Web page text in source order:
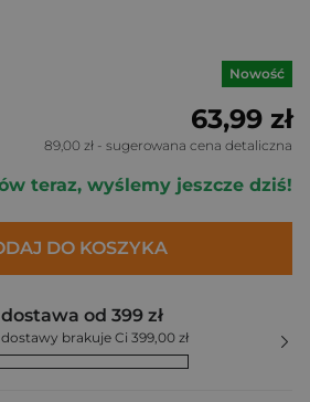
Nowość
63,99 zł
89,00 zł - sugerowana cena detaliczna
teraz, wyślemy jeszcze dziś!
DO KOSZYKA
od 399 zł
brakuje Ci 399,00 zł